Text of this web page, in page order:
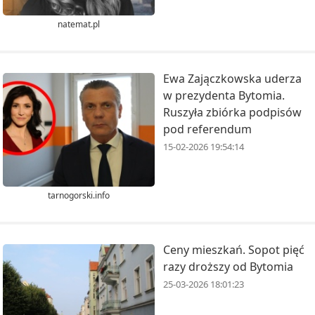
natemat.pl
tarnogorski.info
Ewa Zajączkowska uderza
w prezydenta Bytomia.
Ruszyła zbiórka podpisów
pod referendum
15-02-2026 19:54:14
Ceny mieszkań. Sopot pięć
razy droższy od Bytomia
25-03-2026 18:01:23